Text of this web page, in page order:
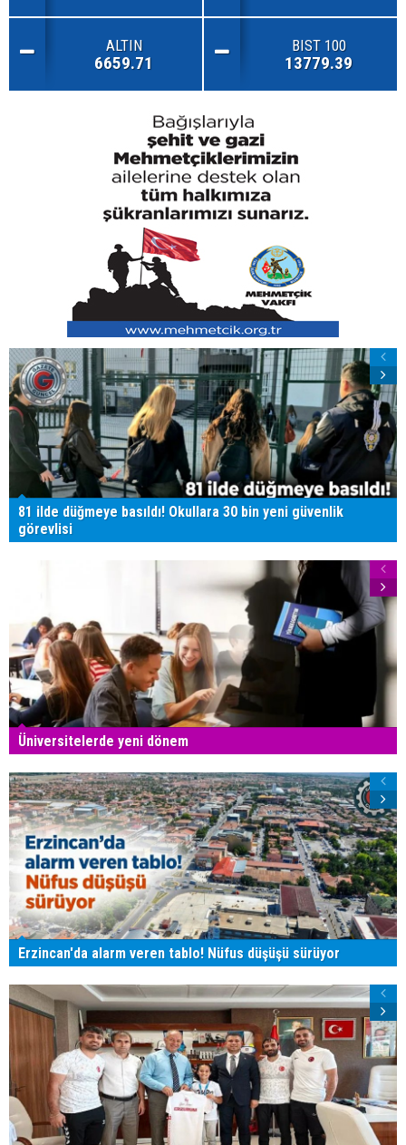
ALTIN
6659.71
BIST 100
13779.39
81 ilde düğmeye basıldı! Okullara 30 bin yeni güvenlik
görevlisi
Üniversitelerde yeni dönem
Erzincan'da alarm veren tablo! Nüfus düşüşü sürüyor